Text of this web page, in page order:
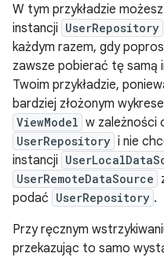
W tym przykładzie
instancji UserRepository
każdym razem, gdy
zawsze pobierać tę samą
Twoim przykładzie,
bardziej złożonym
ViewModel w zależności
UserRepository i nie
instancji
UserRemoteDataSource
podać UserRepository .
Przy ręcznym
przekazując to samo